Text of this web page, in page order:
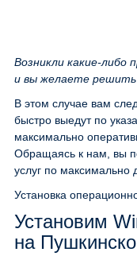
Возникли какие-либо
и вы желаете
В этом случае вам
быстро выедут по
максимально
Обращаясь к нам, вы
услуг по максимально
Установка
Установим
на